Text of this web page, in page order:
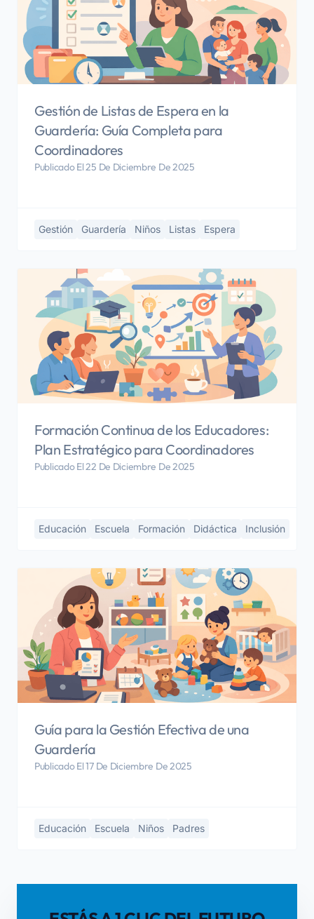
Gestión de Listas de Espera en la
Guardería: Guía Completa para
Coordinadores
Publicado El 25 De Diciembre De 2025
Gestión Guardería Niños Listas Espera
Formación Continua de los Educadores:
Plan Estratégico para Coordinadores
Publicado El 22 De Diciembre De 2025
Educación Escuela Formación Didáctica Inclusión
Guía para la Gestión Efectiva de una
Guardería
Publicado El 17 De Diciembre De 2025
Educación Escuela Niños Padres